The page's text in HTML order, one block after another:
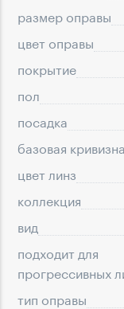
размер оправы
цвет оправы
покрытие
пол
посадка
базовая кривизна
цвет линз
коллекция
вид
подходит для
прогрессивных
тип оправы